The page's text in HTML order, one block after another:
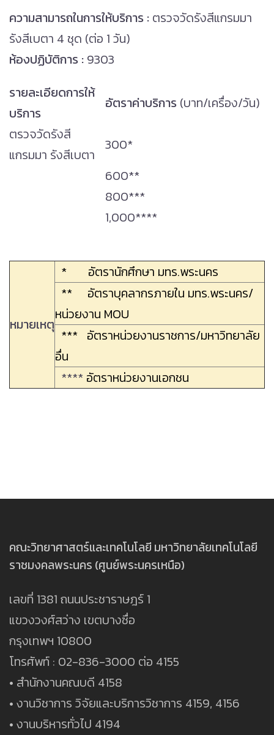
ความสามารถในการให้บริการ : ตรวจวัดรังสีแกรมมา
รังสีเบตา 4 ชุด (ต่อ 1 วัน)
ห้องปฏิบัติการ : 9303
รายละเอียดการให้
บริการ
อัตราค่าบริการ (บาท/เครื่อง/วัน)
ตรวจวัดรังสี
แกรมมา รังสีเบตา
300*
600**
800***
1,000****
หมายเหตุ
* อัตรานักศึกษา มทร.พระนคร
** อัตราบุคลากรภายใน มทร.พระนคร/
หน่วยงาน MOU
*** อัตราหน่วยงานราชการ/มหาวิทยาลัย
อื่น
**** อัตราหน่วยงานเอกชน
คณะวิทยาศาสตร์และเทคโนโลยี มหาวิทยาลัยเทคโนโลยี
ราชมงคลพระนคร (ศูนย์พระนครเหนือ)
เลขที่ 1381 ถนนประชาราษฎร์ 1
แขวงวงศ์สว่าง เขตบางซื่อ
กรุงเทพฯ 10800
โทรศัพท์ : 02-836-3000 ต่อ 4155
• สำนักงานคณบดี 4158
• งานวิชาการ วิจัยและบริการวิชาการ 4159, 4156
• งานบริหารทั่วไป 4194